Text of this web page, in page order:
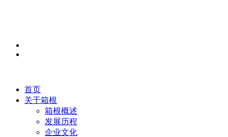
首页
关于箱根
箱根概述
发展历程
企业文化